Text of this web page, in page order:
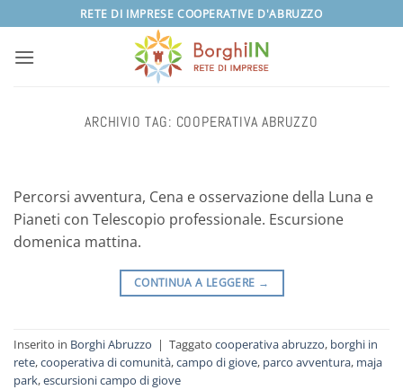
ai
contenuti
RETE DI IMPRESE COOPERATIVE D'ABRUZZO
ARCHIVIO TAG: COOPERATIVA ABRUZZO
Percorsi avventura, Cena e osservazione della Luna e
Pianeti con Telescopio professionale. Escursione
domenica mattina.
CONTINUA A LEGGERE →
Inserito in Borghi Abruzzo | Taggato cooperativa abruzzo, borghi in
rete,cooperativa di comunità,campo di giove, parco avventura, maja
park,escursioni campo di giove